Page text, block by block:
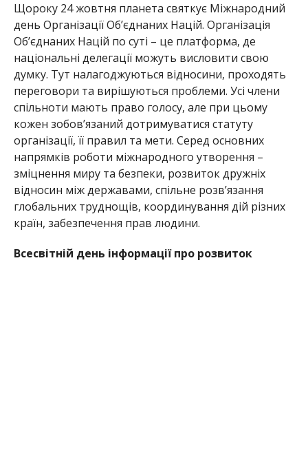
Щороку 24 жовтня планета святкує Міжнародний
день Організації Об’єднаних Націй. Організація
Об’єднаних Націй по суті – це платформа, де
національні делегації можуть висловити свою
думку. Тут налагоджуються відносини, проходять
переговори та вирішуються проблеми. Усі члени
спільноти мають право голосу, але при цьому
кожен зобов’язаний дотримуватися статуту
організації, її правил та мети. Серед основних
напрямків роботи міжнародного утворення –
зміцнення миру та безпеки, розвиток дружніх
відносин між державами, спільне розв’язання
глобальних труднощів, координування дій різних
країн, забезпечення прав людини.
Всесвітній день інформації про розвиток